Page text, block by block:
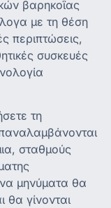
βαρηκοΐας
με τη θέση
περιπτώσεις,
συσκευές
τη
σταθμούς
μηνύματα θα
γίνονται